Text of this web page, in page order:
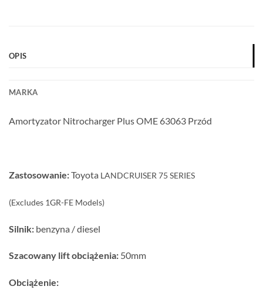
OPIS
MARKA
Amortyzator Nitrocharger Plus OME 63063 Przód
Zastosowanie:Toyota LANDCRUISER 75 SERIES
(Excludes 1GR-FE Models)
Silnik: benzyna / diesel
Szacowany lift obciążenia: 50mm
Obciążenie: